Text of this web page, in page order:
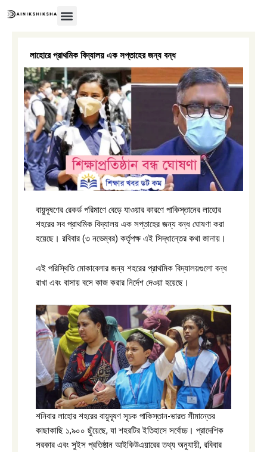
to
লাহোরে প্রাথমিক বিদ্যালয় এক সপ্তাহের জন্য বন্ধ
বায়ুদূষণের রেকর্ড পরিমাণে বেড়ে যাওয়ার কারণে পাকিস্তানের লাহোর
শহরের সব প্রাথমিক বিদ্যালয় এক সপ্তাহের জন্য বন্ধ ঘোষণা করা
হয়েছে। রবিবার (৩ নভেম্বর) কর্তৃপক্ষ এই সিদ্ধান্তের কথা জানায়।
এই পরিস্থিতি মোকাবেলার জন্য শহরের প্রাথমিক বিদ্যালয়গুলো বন্ধ
রাখা এবং বাসায় বসে কাজ করার নির্দেশ দেওয়া হয়েছে।
শনিবার লাহোর শহরের বায়ুদূষণ সূচক পাকিস্তান-ভারত সীমান্তের
কাছাকাছি ১,৯০০ ছুঁয়েছে, যা শহরটির ইতিহাসে সর্বোচ্চ। প্রাদেশিক
সরকার এবং সুইস প্রতিষ্ঠান আইকিউএয়ারের তথ্য অনুযায়ী, রবিবার